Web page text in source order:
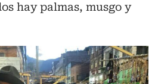
hay palmas, musgo y